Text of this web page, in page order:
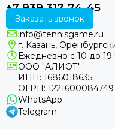
+7 939 317-74-45
Заказать звонок
info@tennisgame.ru
г. Казань,
Ежедневно с 10 до 19
ООО "АЛИОТ"
ИНН: 1686018635
ОГРН: 1221600084749
WhatsApp
Telegram